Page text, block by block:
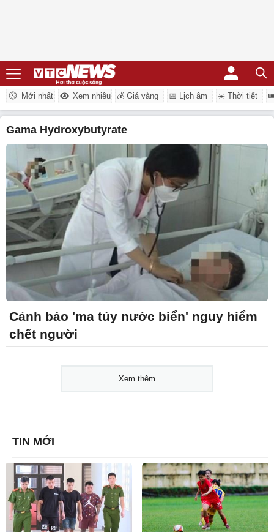
Mới nhất Xem nhiều 💰 Giá vàng 📅 Lịch âm ☀️ Thời tiết
Gama Hydroxybutyrate
Cảnh báo 'ma túy nước biển' nguy hiểm
chết người
Xem thêm
TIN MỚI